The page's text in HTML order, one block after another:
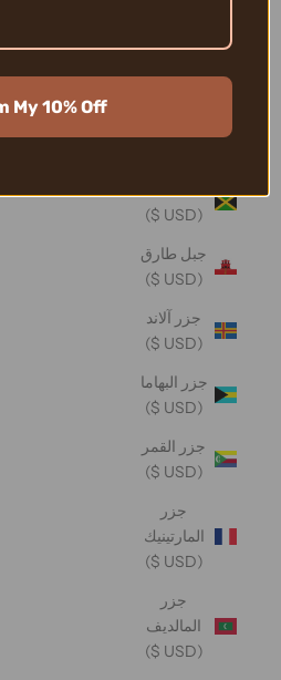
(USD $)
جبل طارق
(USD $)
جزر آلاند
(USD $)
جزر البهاما
(USD $)
جزر القمر
(USD $)
جزر
المارتينيك
(USD $)
جزر
المالديف
(USD $)
My 10% Off